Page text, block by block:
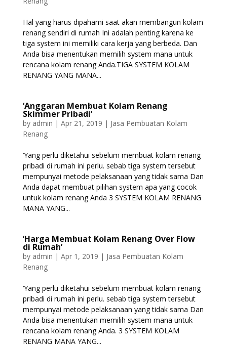
Hal yang harus dipahami saat akan membangun kolam
renang sendiri di rumah Ini adalah penting karena ke
tiga system ini memiliki cara kerja yang berbeda. Dan
Anda bisa menentukan memilih system mana untuk
rencana kolam renang Anda.TIGA SYSTEM KOLAM
RENANG YANG MANA...
‘Anggaran Membuat Kolam Renang
Skimmer Pribadi’
by admin | Apr 21, 2019 | Jasa Pembuatan Kolam
Renang
‘Yang perlu diketahui sebelum membuat kolam renang
pribadi di rumah ini perlu. sebab tiga system tersebut
mempunyai metode pelaksanaan yang tidak sama Dan
Anda dapat membuat pilihan system apa yang cocok
untuk kolam renang Anda 3 SYSTEM KOLAM RENANG
MANA YANG...
‘Harga Membuat Kolam Renang Over Flow
di Rumah’
by admin | Apr 1, 2019 | Jasa Pembuatan Kolam
Renang
‘Yang perlu diketahui sebelum membuat kolam renang
pribadi di rumah ini perlu. sebab tiga system tersebut
mempunyai metode pelaksanaan yang tidak sama Dan
Anda bisa menentukan memilih system mana untuk
rencana kolam renang Anda. 3 SYSTEM KOLAM
RENANG MANA YANG...